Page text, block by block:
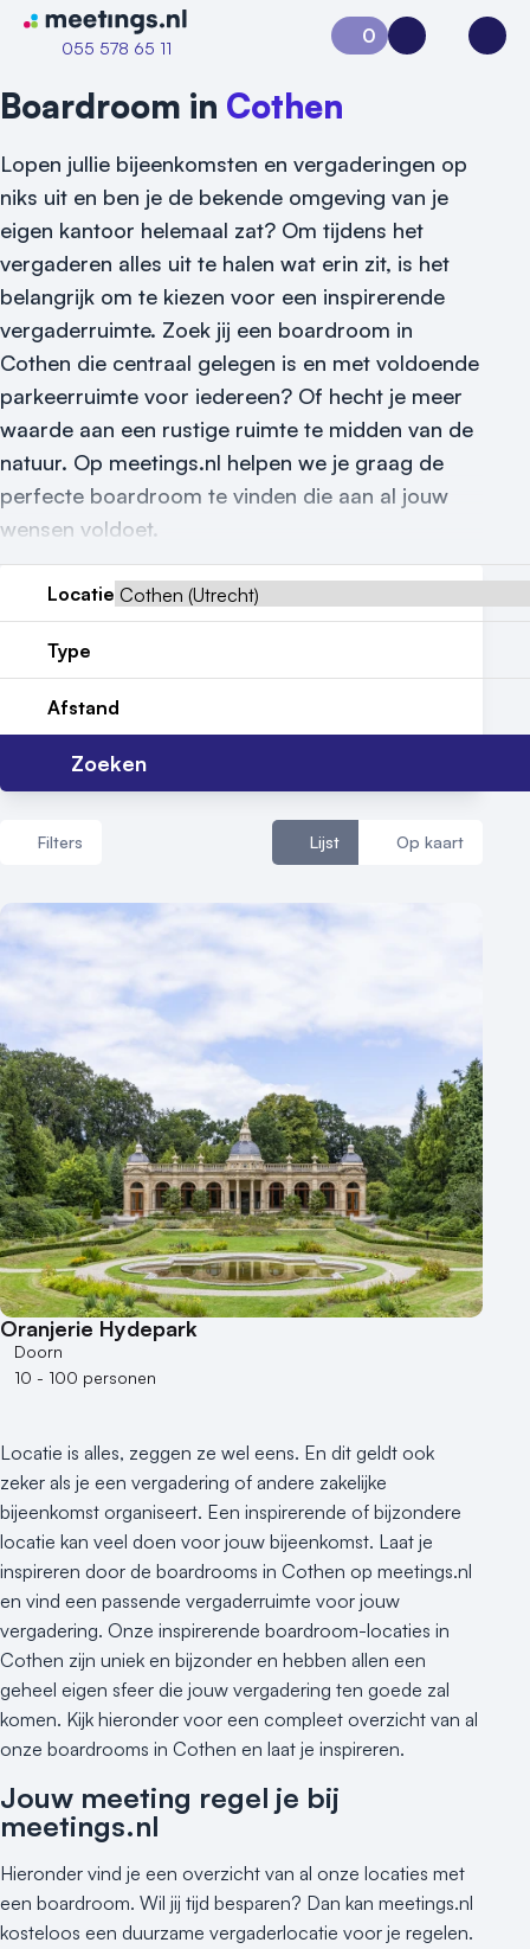
Naar home van Meetings
055 578 65 11
Vraag locatie aan
Meld locatie aan
Nieuws
Reviews (5⭐️)
Contact
0
Aanvraag 0Inloggen
Boardroom in Cothen
Lopen jullie bijeenkomsten en vergaderingen op
niks uit en ben je de bekende omgeving van je
eigen kantoor helemaal zat? Om tijdens het
vergaderen alles uit te halen wat erin zit, is het
belangrijk om te kiezen voor een inspirerende
vergaderruimte. Zoek jij een boardroom in
Cothen die centraal gelegen is en met voldoende
parkeerruimte voor iedereen? Of hecht je meer
waarde aan een rustige ruimte te midden van de
natuur. Op meetings.nl helpen we je graag de
perfecte boardroom te vinden die aan al jouw
wensen voldoet.
Locatie
Type
Afstand
Zoeken
Filters Lijst Op kaart
Aantal zalen
1 - 5 zalen
10 of meer zalen
Aantal personen
1 - 50 personen
50 - 100 personen
100 - 250 personen
250 - 500 personen
500+ personen
Bijzondere locaties
Buitenlocatie
Duurzame locatie
Hotel
Hybride events
Industriële locatie
Kasteel en landgoed
Kleine / intieme locatie
Locaties aan zee
Museum
Theater
Varende locatie
Oranjerie Hydepark
Doorn
10 - 100 personen
Locatie is alles, zeggen ze wel eens. En dit geldt ook
zeker als je een vergadering of andere zakelijke
bijeenkomst organiseert. Een inspirerende of bijzondere
locatie kan veel doen voor jouw bijeenkomst. Laat je
inspireren door de boardrooms in Cothen op meetings.nl
en vind een passende vergaderruimte voor jouw
vergadering. Onze inspirerende boardroom-locaties in
Cothen zijn uniek en bijzonder en hebben allen een
geheel eigen sfeer die jouw vergadering ten goede zal
komen. Kijk hieronder voor een compleet overzicht van al
onze boardrooms in Cothen en laat je inspireren.
Jouw meeting regel je bij
meetings.nl
Hieronder vind je een overzicht van al onze locaties met
een boardroom. Wil jij tijd besparen? Dan kan meetings.nl
kosteloos een duurzame vergaderlocatie voor je regelen.